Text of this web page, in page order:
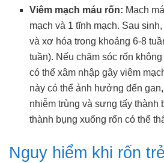
Viêm mạch máu rốn: Mạch
mạch và 1 tĩnh mạch. Sau
và xơ hóa trong khoảng 6-8
tuần). Nếu chăm sóc rốn
có thể xâm nhập gây viêm
này có thể ảnh hưởng đến
nhiễm trùng và sưng tấy thành
thành bụng xuống rốn có thể
Nguy hiểm khi rốn